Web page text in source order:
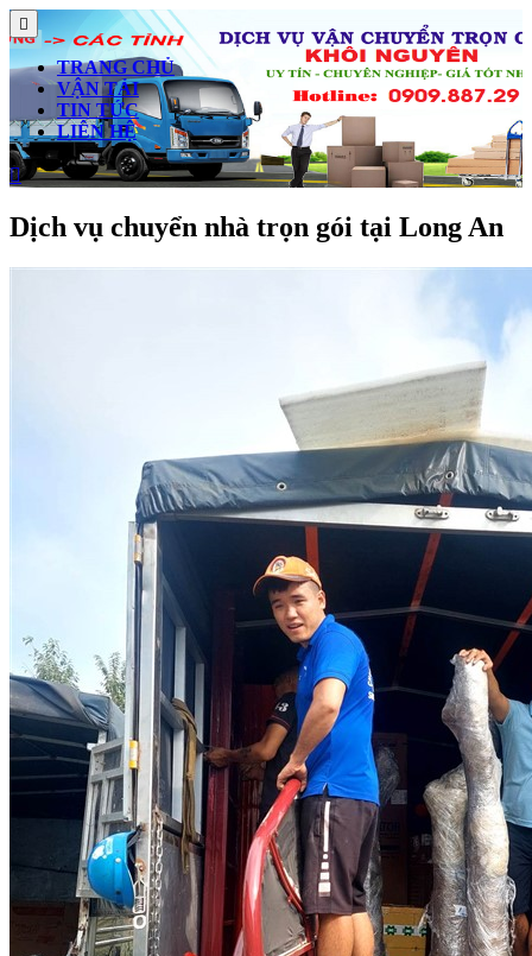
Skip
to
content
Skip
content
Button
TRANG CHỦ
VẬN TẢI
TIN TỨC
LIÊN HỆ
Close
Button
Dịch vụ chuyển nhà trọn gói tại Long An